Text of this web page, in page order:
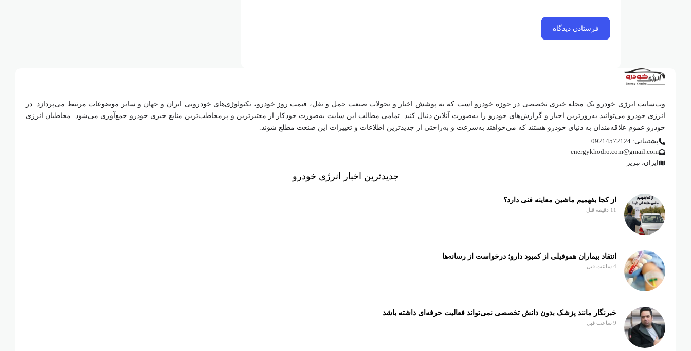
وب‌سایت انرژی خودرو یک مجله خبری تخصصی در حوزه خودرو است که به پوشش اخبار و تحولات صنعت حمل و نقل، قیمت روز خودرو، تکنولوژی‌های خودرویی ایران و جهان و سایر موضوعات مرتبط می‌پردازد. در
انرژی خودرو می‌توانید به‌روزترین اخبار و گزارش‌های خودرو را به‌صورت آنلاین دنبال کنید. تمامی مطالب این سایت به‌صورت خودکار از معتبرترین و پرمخاطب‌ترین منابع خبری خودرو جمع‌آوری می‌شود. مخاطبان انرژی
خودرو عموم علاقه‌مندان به دنیای خودرو هستند که می‌خواهند به‌سرعت و به‌راحتی از جدیدترین اطلاعات و تغییرات این صنعت مطلع شوند.
پشتیبانی: 09214572124
energykhodro.com@gmail.com
ایران، تبریز
جدیدترین اخبار انرژی خودرو
از کجا بفهمیم ماشین معاینه فنی دارد؟
11 دقیقه قبل
انتقاد بیماران هموفیلی از کمبود دارو؛ درخواست از رسانه‌ها
4 ساعت قبل
خبرنگار مانند پزشک بدون دانش تخصصی نمی‌تواند فعالیت حرفه‌ای داشته باشد
9 ساعت قبل